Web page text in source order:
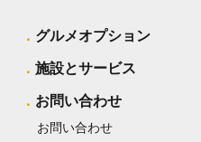
グルメオプション
施設とサービス
お問い合わせ
お問い合わせ